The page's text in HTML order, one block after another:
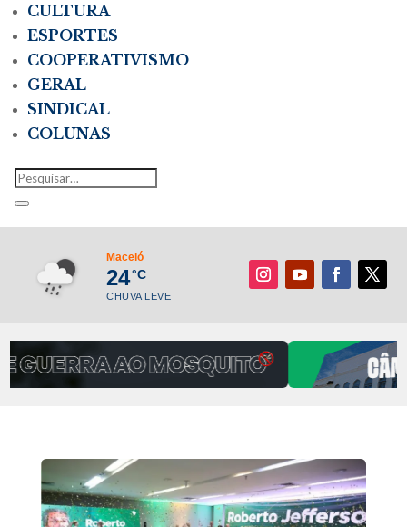
CULTURA
ESPORTES
COOPERATIVISMO
GERAL
SINDICAL
COLUNAS
Maceió
24°C
CHUVA LEVE